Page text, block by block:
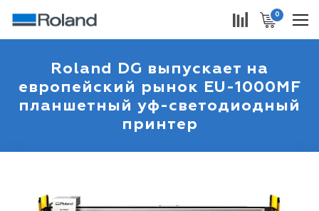
0
Roland DG выпускает на
европейский рынок EU-1000MF
планшетный уф-светодиодный
принтер